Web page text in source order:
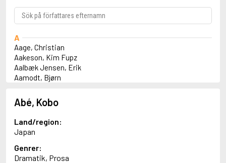
A
Aage, Christian
Aakeson, Kim Fupz
Aalbæk Jensen, Erik
Aamodt, Bjørn
Abbey, Kieran
Abbot, Anthony
Abbott, John
Abbott, Megan
Abdel-Fattah, Randa
Abdolah, Kader
Abé, Kobo
Abé, Kobo
Land/region:
Japan
Genrer:
Dramatik, Prosa